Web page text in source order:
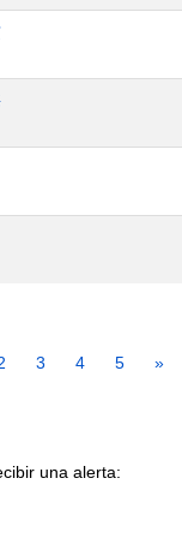
3 4 5 »
una alerta: